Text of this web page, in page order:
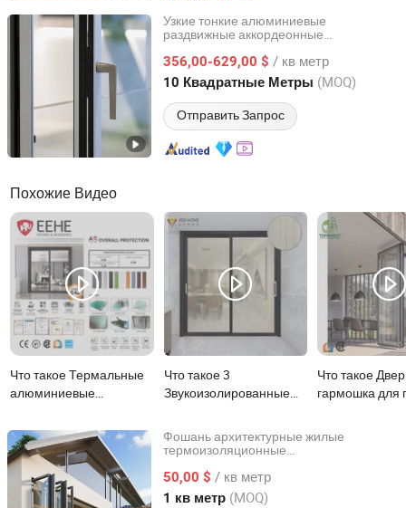
Узкие тонкие алюминиевые
раздвижные аккордеонные
356,00-629,00 $ / кв метр
10 Квадратные Метры (MOQ)
Отправить Запрос
ZYF International Commercial (Suzhou) Co., Ltd.
Jiangsu, China с 2025
Похожие Видео
Что такое Термальные
алюминиевые
окна с заводским
тройным треком и
улучшенной
звукоизоляцией NFRC
Что такое 3
Звукоизолированные
алюминиевые
раздвижные двери и
Что такое
гармошка для
Фошань архитектурные жилые
термоизоляционные
внешние алюминиевые стеклянные
раздвижные складные двери
50,00 $ / кв метр
1 кв метр (MOQ)
Foshan Starveil Building Materials Technology Co., Ltd.
Guangdong, China с 2025